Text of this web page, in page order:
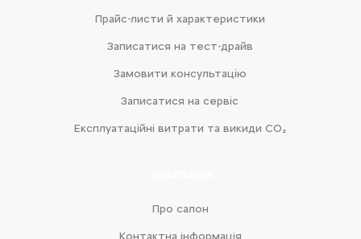
Прайс-листи й характеристики
Записатися на тест-драйв
Замовити консультацію
Записатися на сервіс
Експлуатаційні витрати та викиди CO₂
Про салон